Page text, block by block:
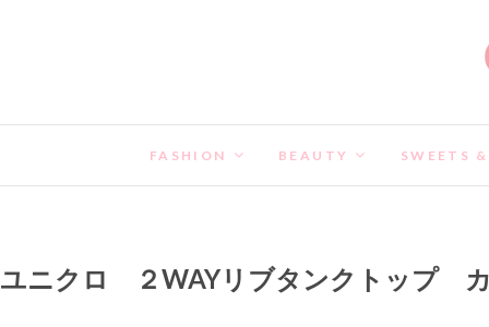
FASHION BEAUTY SWEETS
ユニクロ ２WAYリブタンクトップ